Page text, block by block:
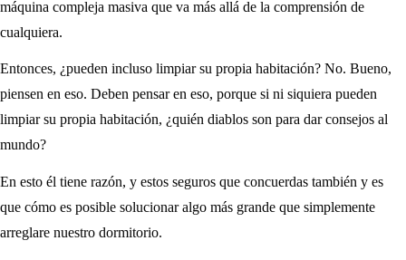
máquina compleja masiva que va más allá de la comprensión de
cualquiera.
Entonces, ¿pueden incluso limpiar su propia habitación? No. Bueno,
piensen en eso. Deben pensar en eso, porque si ni siquiera pueden
limpiar su propia habitación, ¿quién diablos son para dar consejos al
mundo?
En esto él tiene razón, y estos seguros que concuerdas también y es
que cómo es posible solucionar algo más grande que simplemente
arreglare nuestro dormitorio.